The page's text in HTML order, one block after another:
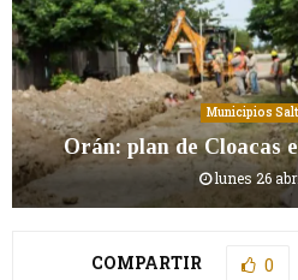
Municipios
Orán: plan de Cloacas
lunes 26
COMPARTIR 0